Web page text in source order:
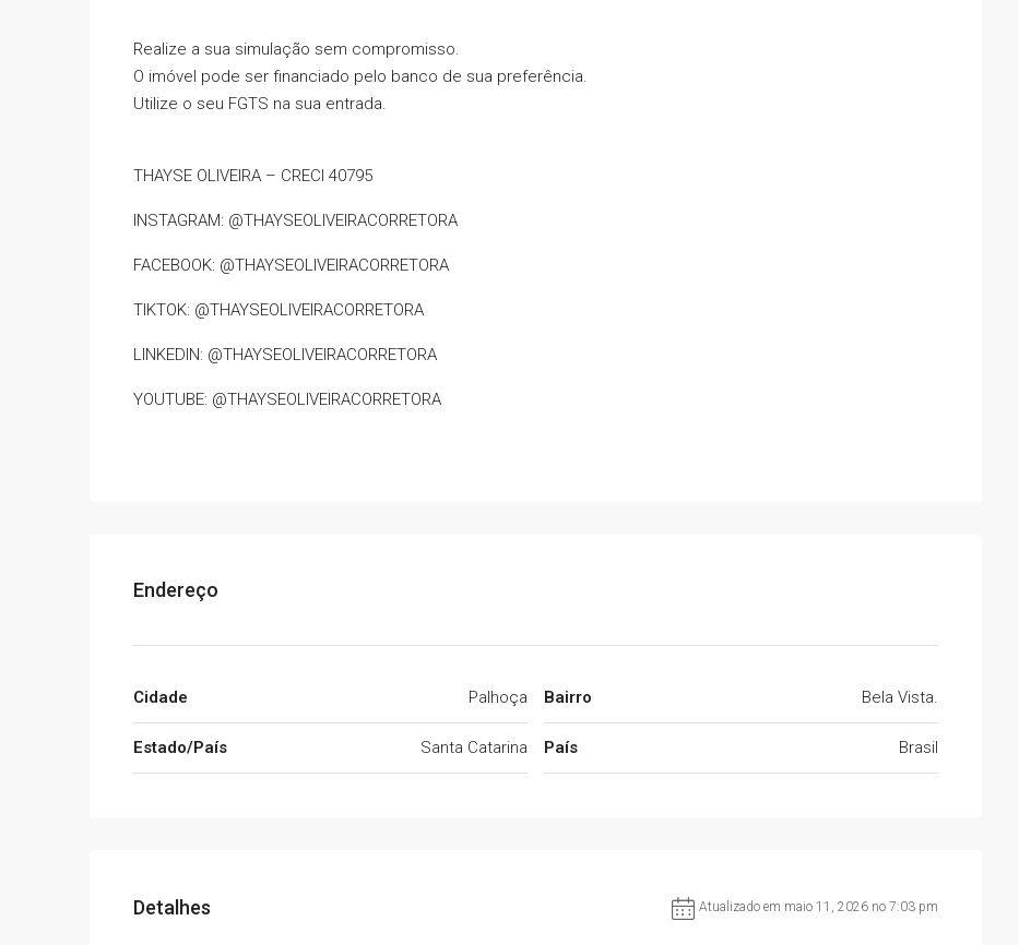
Realize a sua simulação sem compromisso.
O imóvel pode ser financiado pelo banco de sua preferência.
Utilize o seu FGTS na sua entrada.
THAYSE OLIVEIRA – CRECI 40795
INSTAGRAM: @THAYSEOLIVEIRACORRETORA
FACEBOOK: @THAYSEOLIVEIRACORRETORA
TIKTOK: @THAYSEOLIVEIRACORRETORA
LINKEDIN: @THAYSEOLIVEIRACORRETORA
YOUTUBE: @THAYSEOLIVEIRACORRETORA
Endereço
Cidade Palhoça
Estado/País Santa Catarina
Bairro Bela Vista.
País Brasil
Detalhes Atualizado em maio 11, 2026 no 7:03 pm